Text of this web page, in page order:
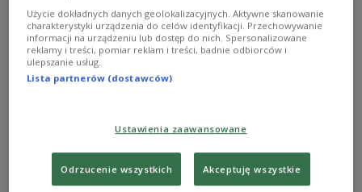
Klaus Iohannis stwierdził, że rosyjskie atkai na porty na Dunaju są
zbrodnia wojenną Reuters/ FORUM
Użycie dokładnych danych geolokalizacyjnych. Aktywne skanowanie
charakterystyki urządzenia do celów identyfikacji. Przechowywanie
informacji na urządzeniu lub dostęp do nich. Spersonalizowane
reklamy i treści, pomiar reklam i treści, badnie odbiorców i
ulepszanie usług.
Lista partnerów (dostawców)
Ustawienia zaawansowane
Odrzucenie wszystkich Akceptuję wszystkie